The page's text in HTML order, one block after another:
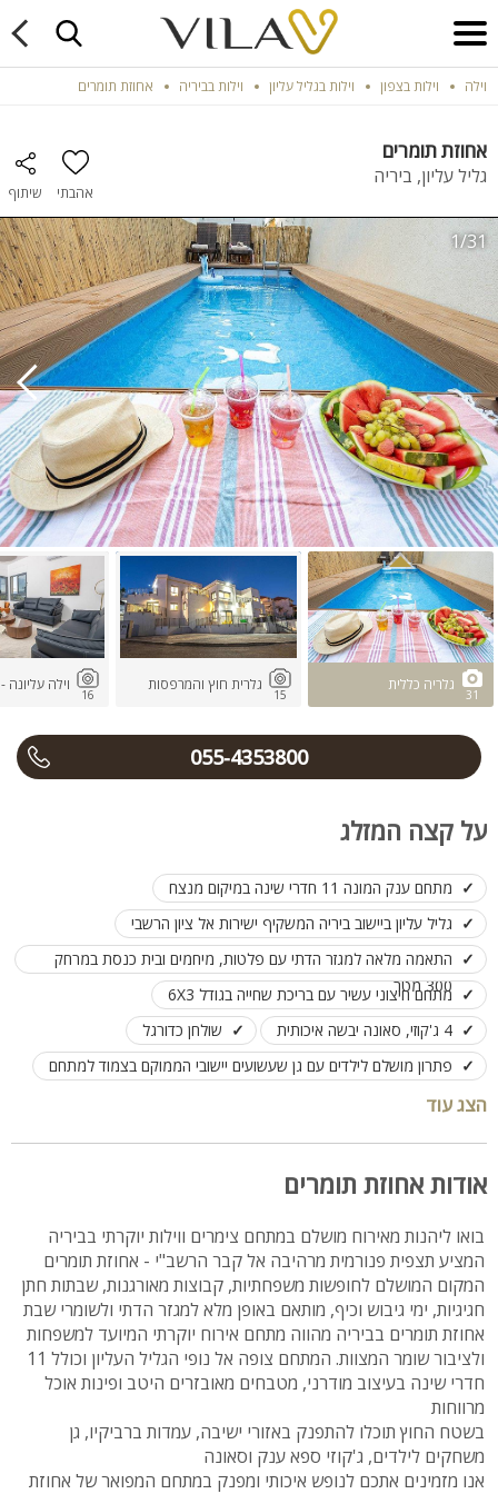
וילה וילות בצפון וילות בגליל עליון וילות בביריה אחוזת תומרים
אחוזת תומרים
גליל עליון, ביריה
אהבתי שיתוף
1/31
31
גלריה כללית
15
גלרית חוץ והמרפסות
16
וילה עליונה
055-4353800
על קצה המזלג
מתחם ענק המונה 11 חדרי שינה במיקום מנצח
גליל עליון ביישוב ביריה המשקיף ישירות אל ציון הרשבי
התאמה מלאה למגזר הדתי עם פלטות, מיחמים ובית כנסת במרחק
300 מטר
מתחם חיצוני עשיר עם בריכת שחייה בגודל 6X3
4 ג'קוזי, סאונה יבשה איכותית
שולחן כדורגל
פתרון מושלם לילדים עם גן שעשועים יישובי הממוקם בצמוד למתחם
אפשרות אירוח ולינה מותאמת לקבוצות גדולות של עד 32 נופשיםהצג עוד
אודות אחוזת תומרים
בואו ליהנות מאירוח מושלם במתחם צימרים ווילות יוקרתי בביריה
המציע תצפית פנורמית מרהיבה אל קבר הרשב"י - אחוזת תומרים
המקום המושלם לחופשות משפחתיות, קבוצות מאורגנות, שבתות חתן
חגיגיות, ימי גיבוש וכיף, מותאם באופן מלא למגזר הדתי ולשומרי שבת
אחוזת תומרים בביריה מהווה מתחם אירוח יוקרתי המיועד למשפחות
ולציבור שומר המצוות. המתחם צופה אל נופי הגליל העליון וכולל 11
חדרי שינה בעיצוב מודרני, מטבחים מאובזרים היטב ופינות אוכל
מרווחות
בשטח החוץ תוכלו להתפנק באזורי ישיבה, עמדות ברביקיו, גן
משחקים לילדים, ג'קוזי ספא ענק וסאונה
אנו מזמינים אתכם לנופש איכותי ומפנק במתחם המפואר של אחוזת